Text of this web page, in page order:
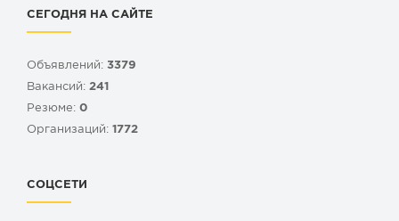
СЕГОДНЯ НА САЙТЕ
Объявлений: 3379
Вакансий: 241
Резюме: 0
Организаций: 1772
СОЦСЕТИ